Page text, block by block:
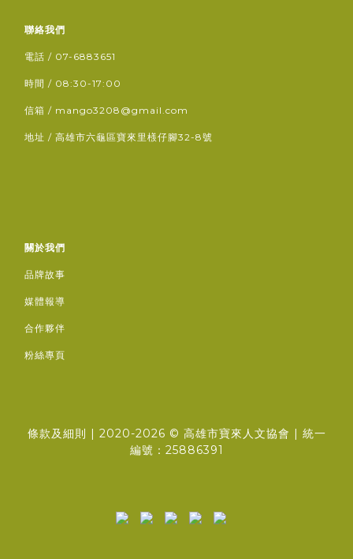
聯絡我們
電話 / 07-6883651
時間 / 08:30-17:00
信箱 / mango3208@gmail.com
地址 / 高雄市六龜區寶來里檨仔腳32-8號
關於我們
品牌故事
媒體報導
合作夥伴
粉絲專頁
條款及細則 | 2020-2026 © 高雄市寶來人文協會 | 統一
編號：25886391